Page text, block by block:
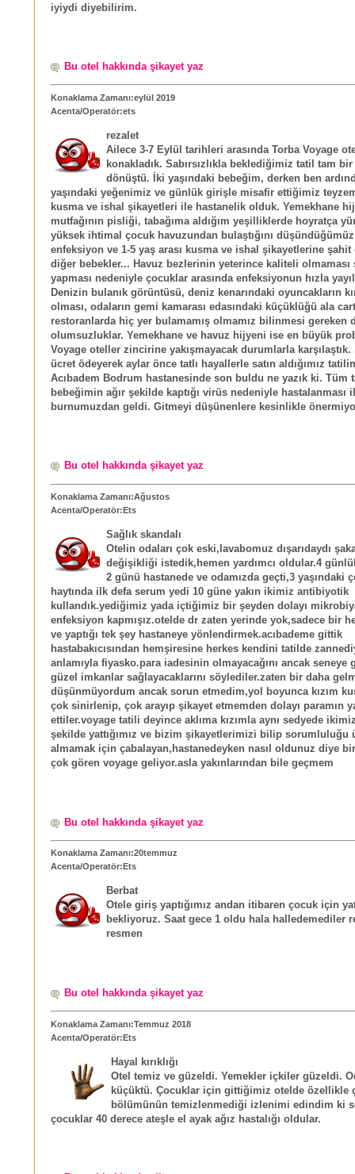
iyiydi diyebilirim.
Bu otel hakkında şikayet yaz
Konaklama Zamanı:eylül 2019
Acenta/Operatör:ets
rezalet
Ailece 3-7 Eylül tarihleri arasında Torba Voyage
konakladık. Sabırsızlıkla beklediğimiz tatil tam
dönüştü. İki yaşındaki bebeğim, derken ben
yaşındaki yeğenimiz ve günlük girişle misafir ettiğimiz
kusma ve ishal şikayetleri ile hastanelik olduk. Yemekhane
mutfağının pisliği, tabağıma aldığım yeşilliklerde hoyratça
yüksek ihtimal çocuk havuzundan bulaştığını
enfeksiyon ve 1-5 yaş arası kusma ve ishal şikayetlerine
diğer bebekler... Havuz bezlerinin yeterince kaliteli olmaması
yapması nedeniyle çocuklar arasında enfeksiyonun hızla
Denizin bulanık görüntüsü, deniz kenarındaki oyuncakların
olması, odaların gemi kamarası edasındaki küçüklüğü ala
restoranlarda hiç yer bulamamış olmamız bilinmesi gereken
olumsuzluklar. Yemekhane ve havuz hijyeni ise en büyük
Voyage oteller zincirine yakışmayacak durumlarla
ücret ödeyerek aylar önce tatlı hayallerle satın aldığımız
Acıbadem Bodrum hastanesinde son buldu ne yazık ki. Tüm
bebeğimin ağır şekilde kaptığı virüs nedeniyle hastalanması
burnumuzdan geldi. Gitmeyi düşünenlere kesinlikle
Bu otel hakkında şikayet yaz
Konaklama Zamanı:Ağustos
Acenta/Operatör:Ets
Sağlık skandalı
Otelin odaları çok eski,lavabomuz dışarıdaydı
değişikliği istedik,hemen yardımcı oldular.4
2 günü hastanede ve odamızda geçti,3 yaşındaki
haytında ilk defa serum yedi 10 güne yakın ikimiz antibiyotik
kullandık.yediğimiz yada içtiğimiz bir şeyden dolayı
enfeksiyon kapmışız.otelde dr zaten yerinde yok,sadece bir
ve yaptığı tek şey hastaneye yönlendirmek.acıbademe gittik
hastabakıcısından hemşiresine herkes kendini tatilde
anlamıyla fiyasko.para iadesinin olmayacağını ancak seneye
güzel imkanlar sağlayacaklarını söylediler.zaten bir daha
düşünmüyordum ancak sorun etmedim,yol boyunca kızım
çok sinirlenip, çok arayıp şikayet etmemden dolayı paramın
ettiler.voyage tatili deyince aklıma kızımla aynı sedyede
şekilde yattığımız ve bizim şikayetlerimizi bilip sorumluluğu
almamak için çabalayan,hastanedeyken nasıl oldunuz diye
çok gören voyage geliyor.asla yakınlarından bile geçmem
Bu otel hakkında şikayet yaz
Konaklama Zamanı:20temmuz
Acenta/Operatör:Ets
Berbat
Otele giriş yaptığımız andan itibaren çocuk için
bekliyoruz. Saat gece 1 oldu hala halledemediler
resmen
Bu otel hakkında şikayet yaz
Konaklama Zamanı:Temmuz 2018
Acenta/Operatör:Ets
Hayal kırıklığı
Otel temiz ve güzeldi. Yemekler içkiler güzeldi.
küçüktü. Çocuklar için gittiğimiz otelde özellikle
bölümünün temizlenmediği izlenimi edindim ki
çocuklar 40 derece ateşle el ayak ağız hastalığı oldular.